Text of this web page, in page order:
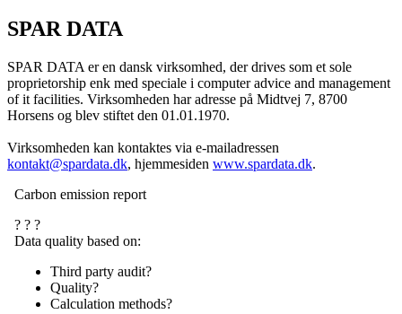
SPAR DATA
SPAR DATA er en dansk virksomhed, der drives som et sole
proprietorship enk med speciale i computer advice and management
of it facilities. Virksomheden har adresse på Midtvej 7, 8700
Horsens og blev stiftet den 01.01.1970.
Virksomheden kan kontaktes via e-mailadressen
kontakt@spardata.dk, hjemmesiden www.spardata.dk.